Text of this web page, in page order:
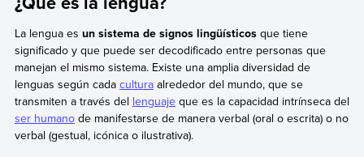
La lengua es un sistema de signos lingüísticosque tiene
significado y que puede ser decodificado entre personas que
manejan el mismo sistema. Existe una amplia diversidad de
lenguas según cada culturaalrededor del mundo, que se
transmiten a través del lenguajeque es la capacidad intrínseca del
ser humanode manifestarse de manera verbal (oral o escrita) o no
verbal (gestual, icónica o ilustrativa).